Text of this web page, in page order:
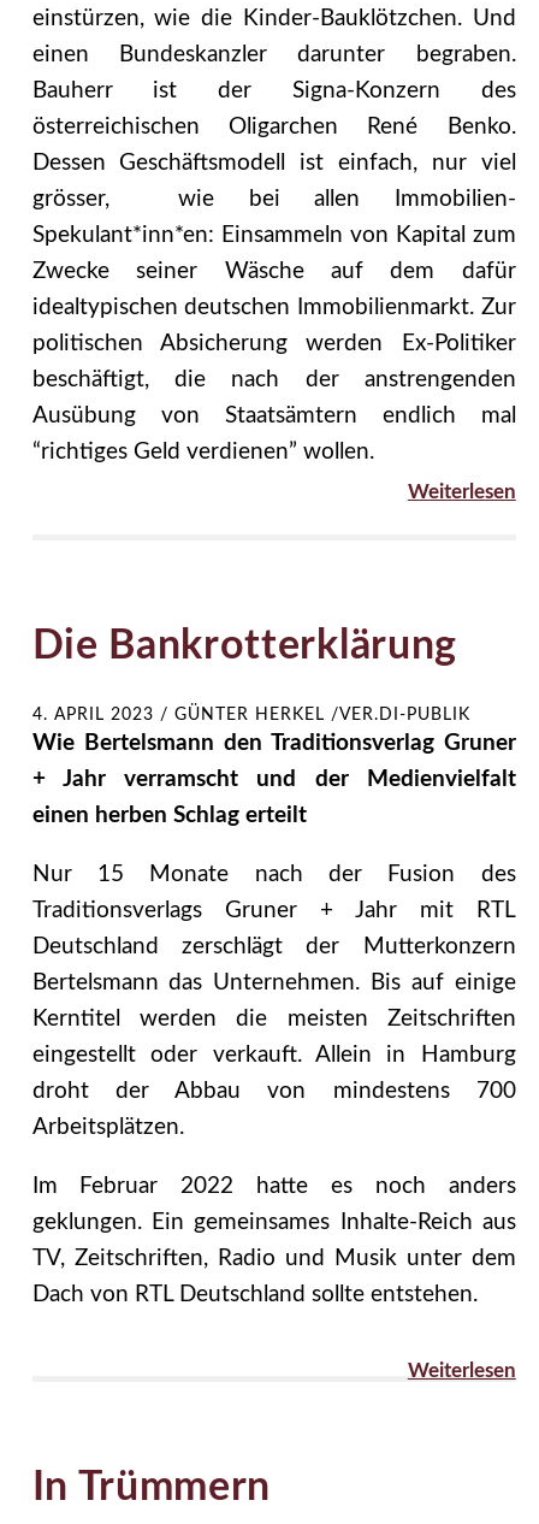
einstürzen, wie die Kinder-Bauklötzchen. Und
einen Bundeskanzler darunter begraben.
Bauherr ist der Signa-Konzern des
österreichischen Oligarchen René Benko.
Dessen Geschäftsmodell ist einfach, nur viel
grösser, wie bei allen Immobilien-
Spekulant*inn*en: Einsammeln von Kapital zum
Zwecke seiner Wäsche auf dem dafür
idealtypischen deutschen Immobilienmarkt. Zur
politischen Absicherung werden Ex-Politiker
beschäftigt, die nach der anstrengenden
Ausübung von Staatsämtern endlich mal
“richtiges Geld verdienen” wollen.
Weiterlesen
Die Bankrotterklärung
4. APRIL 2023 / GÜNTER HERKEL /VER.DI-PUBLIK
Wie Bertelsmann den Traditionsverlag Gruner
+ Jahr verramscht und der Medienvielfalt
einen herben Schlag erteilt
Nur 15 Monate nach der Fusion des
Traditionsverlags Gruner + Jahr mit RTL
Deutschland zerschlägt der Mutterkonzern
Bertelsmann das Unternehmen. Bis auf einige
Kerntitel werden die meisten Zeitschriften
eingestellt oder verkauft. Allein in Hamburg
droht der Abbau von mindestens 700
Arbeitsplätzen.
Im Februar 2022 hatte es noch anders
geklungen. Ein gemeinsames Inhalte-Reich aus
TV, Zeitschriften, Radio und Musik unter dem
Dach von RTL Deutschland sollte entstehen.
Weiterlesen
In Trümmern